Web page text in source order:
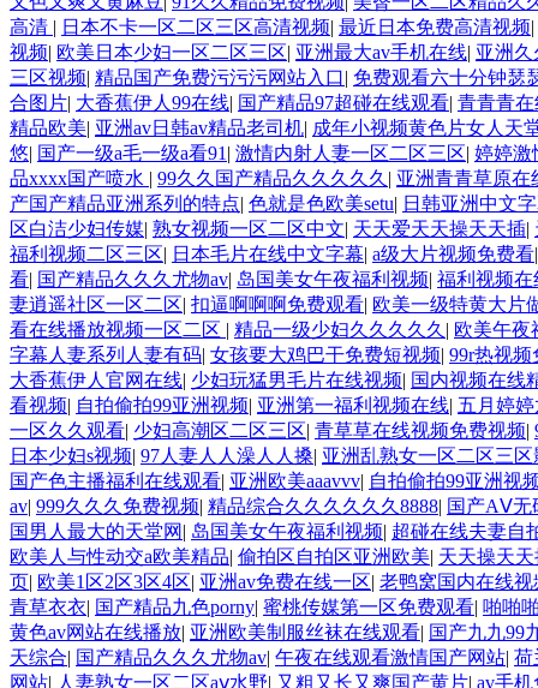
高清 | 日本不卡一区二区三区高清视频| 最近日本免费高清视频|
视频| 欧美日本少妇一区二区三区| 亚洲最大av手机在线| 亚洲
三区视频| 精品国产免费污污污网站入口| 免费观看六十分钟瑟
合图片| 大香蕉伊人99在线| 国产精品97超碰在线观看| 青青青
精品欧美| 亚洲av日韩av精品老司机| 成年小视频黄色片女人天
悠| 国产一级a毛一级a看91 | 激情内射人妻一区二区三区| 婷婷激
品xxxx国产喷水 | 99久久国产精品久久久久久 | 亚洲青青草原在
产国产精品亚洲系列的特点| 色就是色欧美setu| 日韩亚洲中文
区白洁少妇传媒| 熟女视频一区二区中文| 天天爱天天操天天插|
福利视频二区三区| 日本毛片在线中文字幕| a级大片视频免费看
看| 国产精品久久久尤物av| 岛国美女午夜福利视频| 福利视频
妻逍遥社区一区二区| 扣逼啊啊啊免费观看| 欧美一级特黄大片
看在线播放视频一区二区 | 精品一级少妇久久久久久 | 欧美午夜
字幕人妻系列人妻有码| 女孩要大鸡巴干免费短视频| 99r热视
大香蕉伊人官网在线| 少妇玩猛男毛片在线视频| 国内视频在线
看视频| 自拍偷拍99亚洲视频| 亚洲第一福利视频在线| 五月婷
一区久久观看| 少妇高潮区二区三区| 青草草在线视频免费视频|
日本少妇s视频| 97人妻人人澡人人搡| 亚洲乱熟女一区二区三区
国产色主播福利在线观看| 亚洲欧美aaavvv| 自拍偷拍99亚洲视
av| 999久久久免费视频| 精品综合久久久久久久8888| 国产AⅤ无
国男人最大的天堂网 | 岛国美女午夜福利视频| 超碰在线夫妻自
欧美人与性动交a欧美精品| 偷拍区自拍区亚洲欧美| 天天操天
页| 欧美1区2区3区4区| 亚洲av免费在线一区| 老鸭窝国内在线视
青草衣衣| 国产精品九色porny| 蜜桃传媒第一区免费观看| 啪啪
黄色av网站在线播放| 亚洲欧美制服丝袜在线观看| 国产九九99
天综合| 国产精品久久久尤物av| 午夜在线观看激情国产网站| 荷
网站| 人妻熟女一区二区aⅴ水野| 又粗又长又爽国产黄片| av手